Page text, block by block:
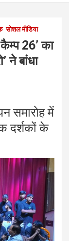
सोशल मीडिया
26’ का
ने बांधा
समारोह में
दर्शकों के